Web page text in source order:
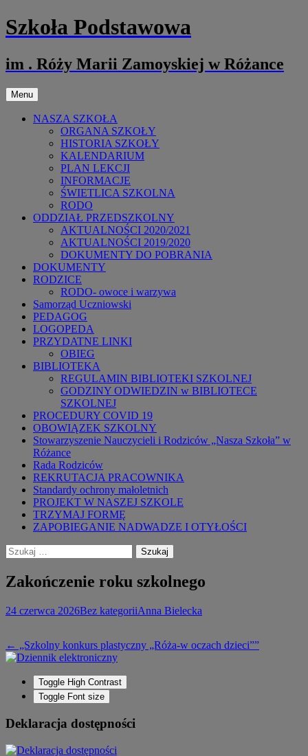
Przejdź
do
Szkoła Podstawowa
im . Róży Marii Zamoyskiej w Różance
Menu
NASZA SZKOŁA
ORGANA SZKOŁY
HISTORIA SZKOŁY
KALENDARIUM
PLAN LEKCJI
INFORMACJE
ŚWIETLICA SZKOLNA
RODO
ODDZIAŁ PRZEDSZKOLNY
AKTUALNOŚCI 2020/2021
AKTUALNOŚCI 2019/2020
DOKUMENTY DO POBRANIA
DOKUMENTY
RODZICE
RODO- owoce i warzywa
Samorząd Uczniowski
PEDAGOG
LOGOPEDA
PRZYDATNE LINKI
OBIEG
BIBLIOTEKA
REGULAMIN BIBLIOTEKI SZKOLNEJ
GODZINY ODWIEDZIN w BIBLIOTECE
SZKOLNEJ
PROCEDURY COVID 19
OBOWIĄZEK SZKOLNY
Stowarzyszenie Nauczycieli i Rodziców „Nasza Szkoła” w
Różance
Rada Rodziców
REKRUTACJA PRACOWNIKA
Standardy ochrony małoletnich
PROJEKT W NASZEJ SZKOLE
TRZYMAJ FORMĘ
ZAPOBIEGANIE NADWADZE I OTYŁOŚCI
Szukaj:
Zakończenie roku szkolnego
24 czerwca 2026Bez kategoriiAnna Bielecka
wpisu
← „Szkolny konkurs plastyczny „Róża-w oczach dzieci””
Toggle High Contrast
Toggle Font size
Deklaracja dostępności